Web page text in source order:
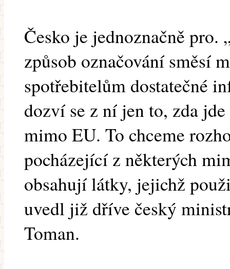
Česko je jednoznačně pro.
způsob označování směsí
spotřebitelům dostatečné
dozví se z ní jen to, zda
mimo EU. To chceme
pocházející z některých
obsahují látky, jejichž
uvedl již dříve český
Toman.